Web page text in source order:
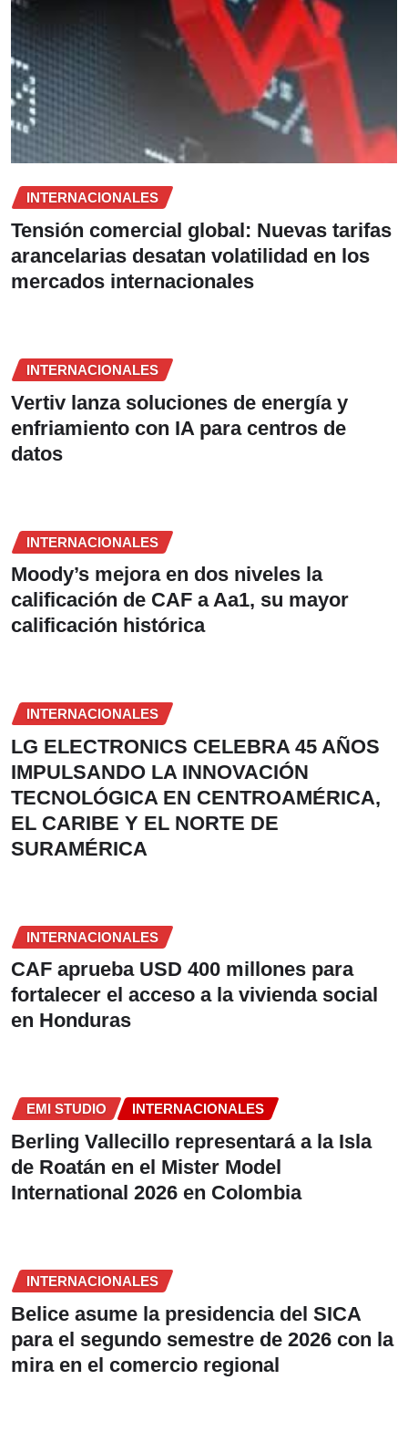
INTERNACIONALES
Tensión comercial global: Nuevas tarifas
arancelarias desatan volatilidad en los
mercados internacionales
INTERNACIONALES
Vertiv lanza soluciones de energía y
enfriamiento con IA para centros de
datos
INTERNACIONALES
Moody’s mejora en dos niveles la
calificación de CAF a Aa1, su mayor
calificación histórica
INTERNACIONALES
LG ELECTRONICS CELEBRA 45 AÑOS
IMPULSANDO LA INNOVACIÓN
TECNOLÓGICA EN CENTROAMÉRICA,
EL CARIBE Y EL NORTE DE
SURAMÉRICA
INTERNACIONALES
CAF aprueba USD 400 millones para
fortalecer el acceso a la vivienda social
en Honduras
EMI STUDIO INTERNACIONALES
Berling Vallecillo representará a la Isla
de Roatán en el Mister Model
International 2026 en Colombia
INTERNACIONALES
Belice asume la presidencia del SICA
para el segundo semestre de 2026 con la
mira en el comercio regional